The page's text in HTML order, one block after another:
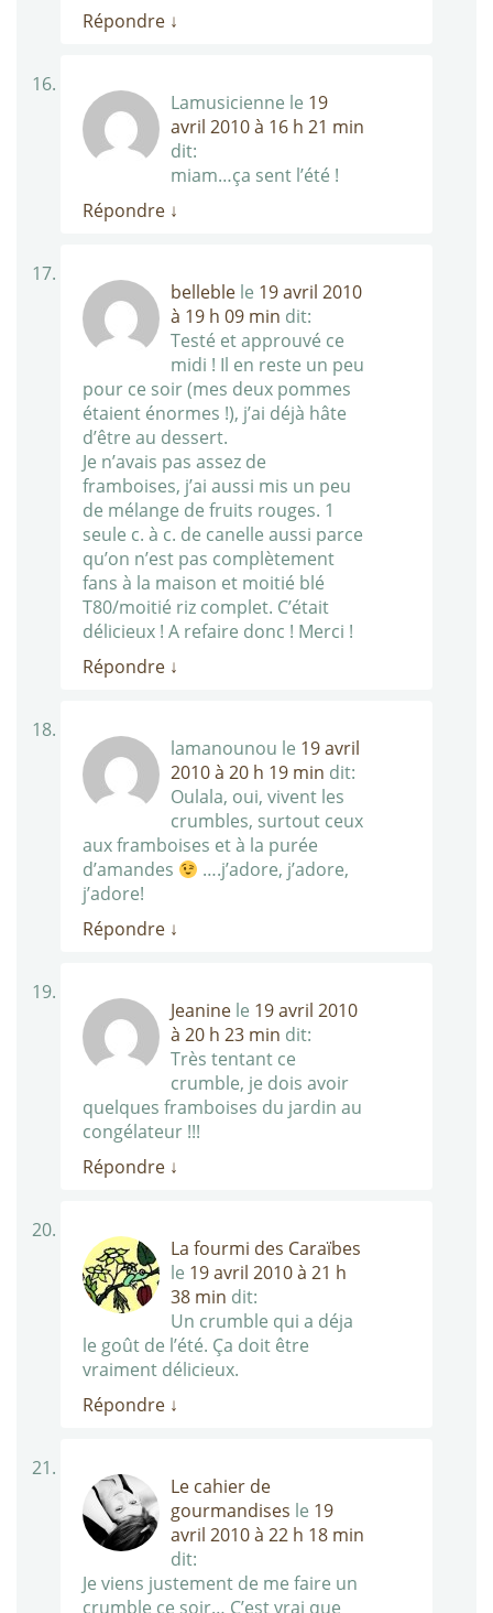
Répondre ↓
Lamusicienne le 19
avril 2010 à 16 h 21 min
dit:
miam…ça sent l’été !
Répondre ↓
belleble le 19 avril 2010
à 19 h 09 min dit:
Testé et approuvé ce
midi ! Il en reste un peu
pour ce soir (mes deux pommes
étaient énormes !), j’ai déjà hâte
d’être au dessert.
Je n’avais pas assez de
framboises, j’ai aussi mis un peu
de mélange de fruits rouges. 1
seule c. à c. de canelle aussi parce
qu’on n’est pas complètement
fans à la maison et moitié blé
T80/moitié riz complet. C’était
délicieux ! A refaire donc ! Merci !
Répondre ↓
lamanounou le 19 avril
2010 à 20 h 19 min dit:
Oulala, oui, vivent les
crumbles, surtout ceux
aux framboises et à la purée
d’amandes
….j’adore, j’adore,
j’adore!
Répondre ↓
Jeanine le 19 avril 2010
à 20 h 23 min dit:
Très tentant ce
crumble, je dois avoir
quelques framboises du jardin au
congélateur !!!
Répondre ↓
La fourmi des Caraïbes
le 19 avril 2010 à 21 h
38 min dit:
Un crumble qui a déja
le goût de l’été. Ça doit être
vraiment délicieux.
Répondre ↓
Le cahier de
gourmandises le 19
avril 2010 à 22 h 18 min
dit:
Je viens justement de me faire un
crumble ce soir… C’est vrai que